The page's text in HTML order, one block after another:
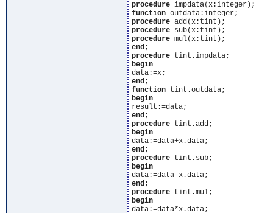
procedure
function
procedure
procedure
procedure
end
procedure
begin
end
function
begin
end
procedure
begin
end
procedure
begin
end
procedure
begin